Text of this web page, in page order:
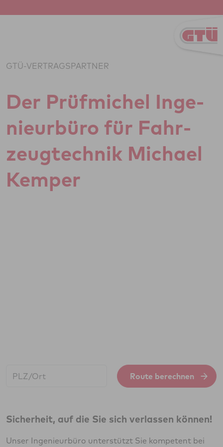
GTÜ-VERTRAGSPARTNER
Der Prüf­mi­chel Inge­
ni­eu­r­büro für Fahr­
zeug­tech­nik Michael
Kemper
Route berechnen
Sicherheit, auf die Sie sich verlassen können!
Unser Ingenieurbüro unterstützt Sie kompetent bei